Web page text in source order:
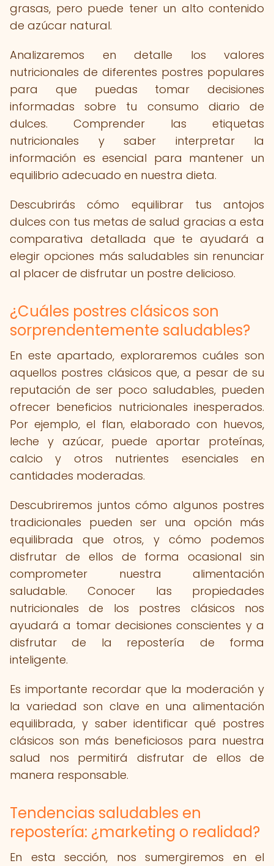
grasas, pero puede tener un alto contenido
de azúcar natural.
Analizaremos en detalle los valores
nutricionales de diferentes postres populares
para que puedas tomar decisiones
informadas sobre tu consumo diario de
dulces. Comprender las etiquetas
nutricionales y saber interpretar la
información es esencial para mantener un
equilibrio adecuado en nuestra dieta.
Descubrirás cómo equilibrar tus antojos
dulces con tus metas de salud gracias a esta
comparativa detallada que te ayudará a
elegir opciones más saludables sin renunciar
al placer de disfrutar un postre delicioso.
¿Cuáles postres clásicos son
sorprendentemente saludables?
En este apartado, exploraremos cuáles son
aquellos postres clásicos que, a pesar de su
reputación de ser poco saludables, pueden
ofrecer beneficios nutricionales inesperados.
Por ejemplo, el flan, elaborado con huevos,
leche y azúcar, puede aportar proteínas,
calcio y otros nutrientes esenciales en
cantidades moderadas.
Descubriremos juntos cómo algunos postres
tradicionales pueden ser una opción más
equilibrada que otros, y cómo podemos
disfrutar de ellos de forma ocasional sin
comprometer nuestra alimentación
saludable. Conocer las propiedades
nutricionales de los postres clásicos nos
ayudará a tomar decisiones conscientes y a
disfrutar de la repostería de forma
inteligente.
Es importante recordar que la moderación y
la variedad son clave en una alimentación
equilibrada, y saber identificar qué postres
clásicos son más beneficiosos para nuestra
salud nos permitirá disfrutar de ellos de
manera responsable.
Tendencias saludables en
repostería: ¿marketing o realidad?
En esta sección, nos sumergiremos en el